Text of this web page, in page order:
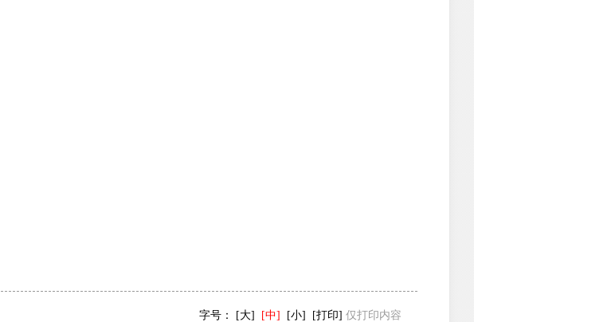
字号： [大] [中] [小] [打印] 仅打印内容